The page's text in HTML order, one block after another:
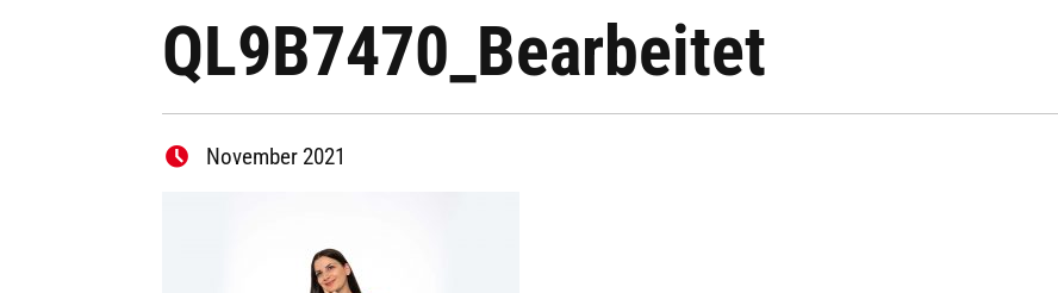
QL9B7470_Bearbeitet
November 2021